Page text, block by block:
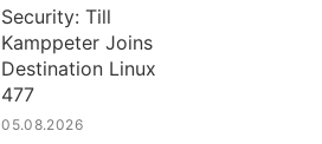
Security: Till
Kamppeter Joins
Destination Linux
477
05.08.2026